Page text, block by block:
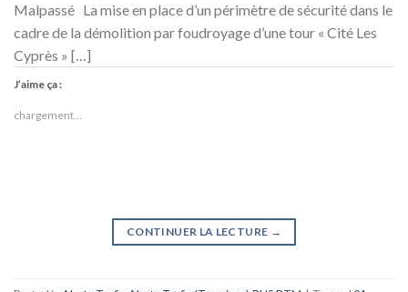
Malpassé La mise en place d’un périmètre de sécurité dans le
cadre de la démolition par foudroyage d’une tour « Cité Les
Cyprès » […]
J’aime ça :
chargement…
CONTINUER LA LECTURE →